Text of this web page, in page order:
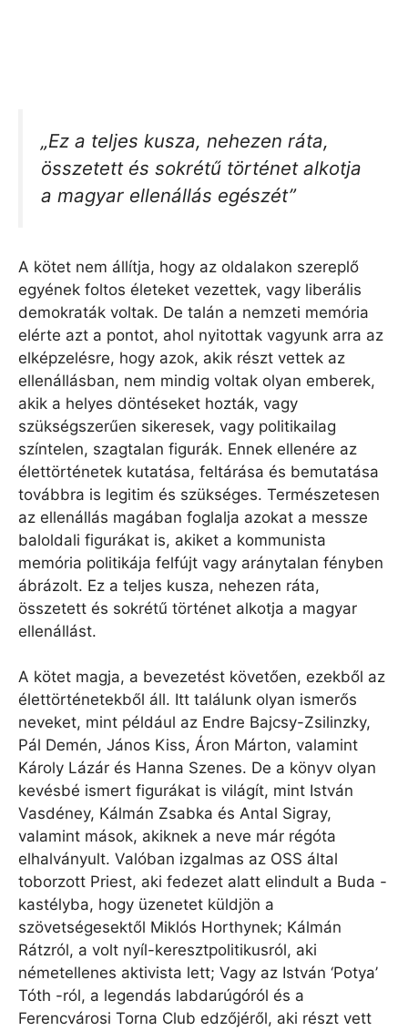
„Ez a teljes kusza, nehezen ráta,
összetett és sokrétű történet alkotja
a magyar ellenállás egészét”
A kötet nem állítja, hogy az oldalakon szereplő
egyének foltos életeket vezettek, vagy liberális
demokraták voltak. De talán a nemzeti memória
elérte azt a pontot, ahol nyitottak vagyunk arra az
elképzelésre, hogy azok, akik részt vettek az
ellenállásban, nem mindig voltak olyan emberek,
akik a helyes döntéseket hozták, vagy
szükségszerűen sikeresek, vagy politikailag
színtelen, szagtalan figurák. Ennek ellenére az
élettörténetek kutatása, feltárása és bemutatása
továbbra is legitim és szükséges. Természetesen
az ellenállás magában foglalja azokat a messze
baloldali figurákat is, akiket a kommunista
memória politikája felfújt vagy aránytalan fényben
ábrázolt. Ez a teljes kusza, nehezen ráta,
összetett és sokrétű történet alkotja a magyar
ellenállást.
A kötet magja, a bevezetést követően, ezekből az
élettörténetekből áll. Itt találunk olyan ismerős
neveket, mint például az Endre Bajcsy-Zsilinzky,
Pál Demén, János Kiss, Áron Márton, valamint
Károly Lázár és Hanna Szenes. De a könyv olyan
kevésbé ismert figurákat is világít, mint István
Vasdéney, Kálmán Zsabka és Antal Sigray,
valamint mások, akiknek a neve már régóta
elhalványult. Valóban izgalmas az OSS által
toborzott Priest, aki fedezet alatt elindult a Buda -
kastélyba, hogy üzenetet küldjön a
szövetségesektől Miklós Horthynek; Kálmán
Rátzról, a volt nyíl-keresztpolitikusról, aki
németellenes aktivista lett; Vagy az István ‘Potya’
Tóth -ról, a legendás labdarúgóról és a
Ferencvárosi Torna Club edzőjéről, aki részt vett